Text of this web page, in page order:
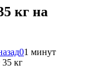
кг на
01 минут